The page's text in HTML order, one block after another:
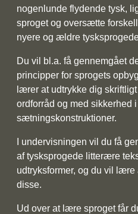
nogenlunde flydende tysk,
sproget og oversætte
nyere og ældre
Du vil bl.a. få gennemgået
principper for sprogets
lærer at udtrykke dig
ordforråd og med sikkerhed
sætningskonstruktioner.
I undervisningen vil du få
af tysksprogede litterære
udtryksformer, og du vil
disse.
Ud over at lære sproget får